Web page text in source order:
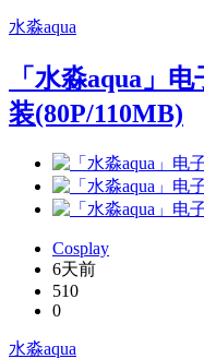
水淼aqua
「水淼aqua」
装(80P/110MB)
Cosplay
6天前
510
0
水淼aqua